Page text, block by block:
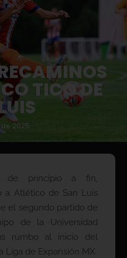
TICO DE
2025
de principio a fin,
a Atlético de San Luis
el segundo partido de
de la Universidad
rumbo al inicio del
Liga de Expansión MX.